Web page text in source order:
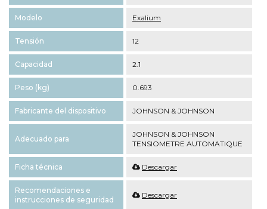
Modelo Exalium
Tensión 12
Capacidad 2.1
Peso (kg) 0.693
Fabricante del dispositivo JOHNSON & JOHNSON
Adecuado para
JOHNSON & JOHNSON
TENSIOMETRE AUTOMATIQUE
Ficha técnica Descargar
Recomendaciones e
instrucciones de seguridad
Descargar